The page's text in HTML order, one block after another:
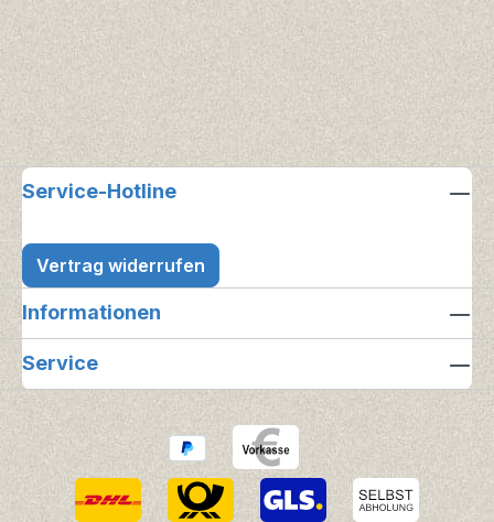
Service-Hotline
Vertrag widerrufen
Informationen
Service